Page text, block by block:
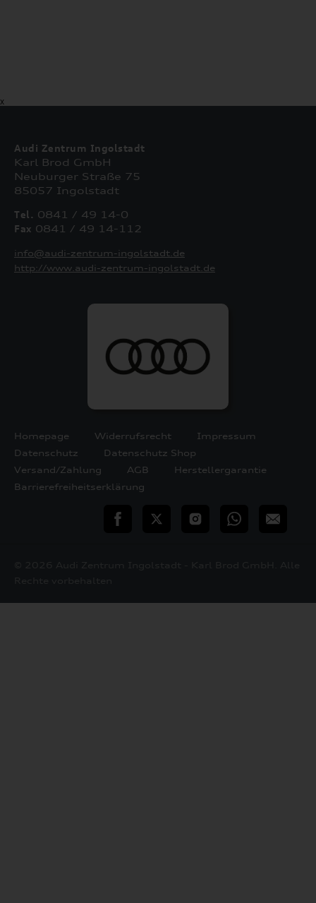
X
Audi Zentrum Ingolstadt
Karl Brod GmbH
Neuburger Straße 75
85057 Ingolstadt
Tel. 0841 / 49 14-0
Fax 0841 / 49 14-112
info@audi-zentrum-ingolstadt.de
http://www.audi-zentrum-ingolstadt.de
Homepage Widerrufsrecht
Impressum
Datenschutz
Datenschutz Shop
Versand/Zahlung
AGB
Herstellergarantie
Barrierefreiheitserklärung
teilen Twitter InstagramWhatsApp
E-